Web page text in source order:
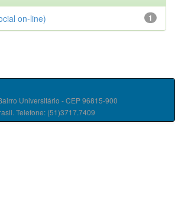
1
on-line)
Universitário - CEP 96815-900
Telefone: (51)3717.7409